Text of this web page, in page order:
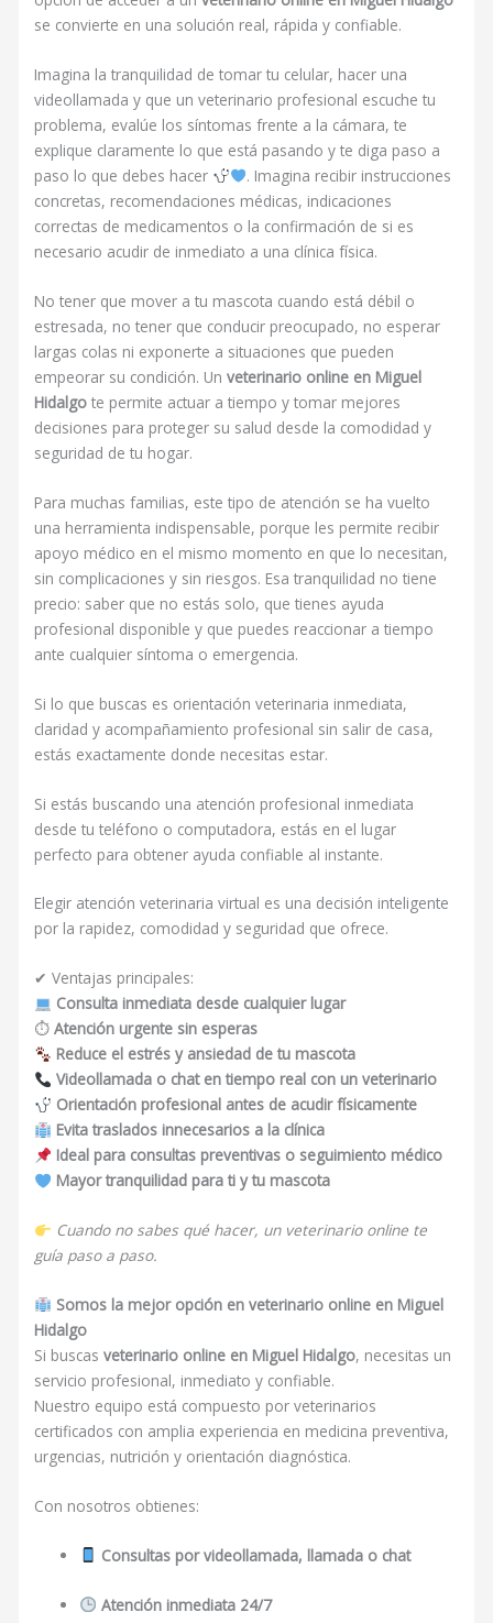
se convierte en una solución real, rápida y confiable.
Imagina la tranquilidad de tomar tu celular, hacer una
videollamada y que un veterinario profesional escuche tu
problema, evalúe los síntomas frente a la cámara, te
explique claramente lo que está pasando y te diga paso a
paso lo que debes hacer
. Imagina recibir instrucciones
concretas, recomendaciones médicas, indicaciones
correctas de medicamentos o la confirmación de si es
necesario acudir de inmediato a una clínica física.
No tener que mover a tu mascota cuando está débil o
estresada, no tener que conducir preocupado, no esperar
largas colas ni exponerte a situaciones que pueden
empeorar su condición. Unveterinario online en Miguel
Hidalgo te permite actuar a tiempo y tomar mejores
decisiones para proteger su salud desde la comodidad y
seguridad de tu hogar.
Para muchas familias, este tipo de atención se ha vuelto
una herramienta indispensable, porque les permite recibir
apoyo médico en el mismo momento en que lo necesitan,
sin complicaciones y sin riesgos. Esa tranquilidad no tiene
precio: saber que no estás solo, que tienes ayuda
profesional disponible y que puedes reaccionar a tiempo
ante cualquier síntoma o emergencia.
Si lo que buscas es orientación veterinaria inmediata,
claridad y acompañamiento profesional sin salir de casa,
estás exactamente donde necesitas estar.
Si estás buscando una atención profesional inmediata
desde tu teléfono o computadora, estás en el lugar
perfecto para obtener ayuda confiable al instante.
Elegir atención veterinaria virtual es una decisión inteligente
por la rapidez, comodidad y seguridad que ofrece.
✔ Ventajas principales:
Consulta inmediata desde cualquier lugar
⏱Atención urgente sin esperas
Reduce el estrés y ansiedad de tu mascota
Videollamada o chat en tiempo real con un veterinario
Orientación profesional antes de acudir físicamente
Evita traslados innecesarios a la clínica
Ideal para consultas preventivas o seguimiento médico
Mayor tranquilidad para ti y tu mascota
Cuando no sabes qué hacer, un veterinario online te
guía paso a paso.
Somos la mejor opción en veterinario online en Miguel
Hidalgo
Si buscasveterinario online en Miguel Hidalgo, necesitas un
servicio profesional, inmediato y confiable.
Nuestro equipo está compuesto por veterinarios
certificados con amplia experiencia en medicina preventiva,
urgencias, nutrición y orientación diagnóstica.
Con nosotros obtienes:
Consultas por videollamada, llamada o chat
Atención inmediata 24/7